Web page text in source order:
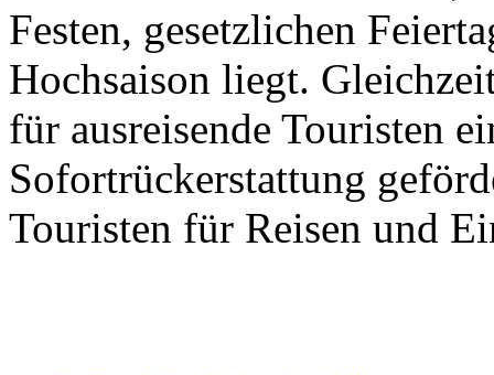
Festen, gesetzlichen
Hochsaison liegt.
für ausreisende Touristen
Sofortrückerstattung
Touristen für Reisen und